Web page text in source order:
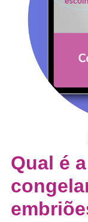
Qual é